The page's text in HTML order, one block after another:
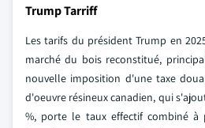
Trump Tarriff
Les tarifs du président Trump en
marché du bois reconstitué,
nouvelle imposition d'une taxe
d'oeuvre résineux canadien, qui
%, porte le taux effectif combiné à